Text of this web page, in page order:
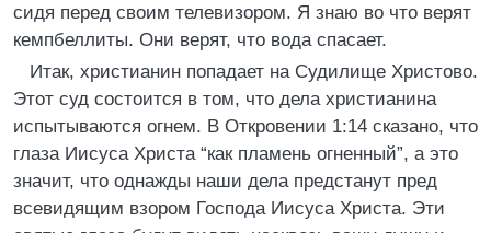
сидя перед своим телевизором. Я знаю во что верят
кемпбеллиты. Они верят, что вода спасает.
Итак, христианин попадает на Судилище Христово.
Этот суд состоится в том, что дела христианина
испытываются огнем. В Откровении 1:14 сказано, что
глаза Иисуса Христа “как пламень огненный”, а это
значит, что однажды наши дела предстанут пред
всевидящим взором Господа Иисуса Христа. Эти